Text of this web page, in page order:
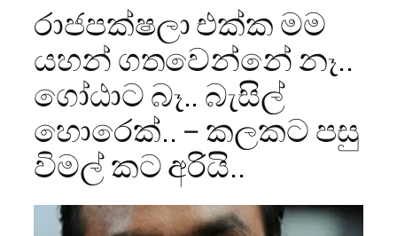
රාජපක්ෂලා එක්ක මම
යහන් ගතවෙන්නේ නෑ..
ගෝඨාට බෑ.. බැසිල්
හොරෙක්.. – කලකට පසු
විමල් කට අරියි..